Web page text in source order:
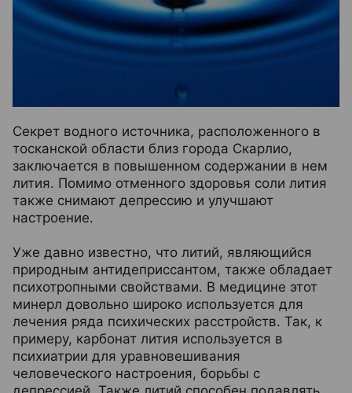
Секрет водного источника, расположенного в
тосканской области близ города Скарлио,
заключается в повышенном содержании в нем
лития. Помимо отменного здоровья соли лития
также снимают депрессию и улучшают
настроение.
Уже давно известно, что литий, являющийся
природным антидеприссантом, также обладает
психотропными свойствами. В медицине этот
минерл довольно широко используется для
лечения ряда психических расстройств. Так, к
примеру, карбонат лития используется в
психиатрии для уравновешивания
человеческого настроения, борьбы с